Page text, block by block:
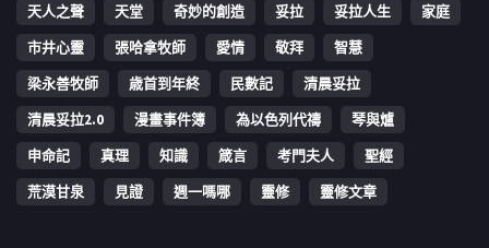
天人之聲
天堂 奇妙的創造 妥拉 妥拉人生
家庭
市井心靈
張哈拿牧師 愛情 敬拜
智慧
梁永善牧師
歳首到年終 民數記
清晨妥拉
清晨妥拉2.0
漫畫事件簿 為以色列代禱
琴與爐
申命記
真理 知識 箴言 考門夫人
聖經
荒漠甘泉
見證 週一嗎哪 靈修 靈修文章